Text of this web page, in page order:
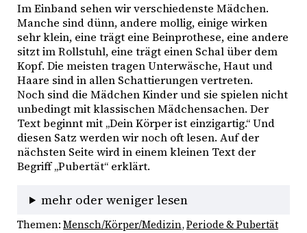
Im Einband sehen wir verschiedenste Mädchen.
Manche sind dünn, andere mollig, einige wirken
sehr klein, eine trägt eine Beinprothese, eine andere
sitzt im Rollstuhl, eine trägt einen Schal über dem
Kopf. Die meisten tragen Unterwäsche, Haut und
Haare sind in allen Schattierungen vertreten.
Noch sind die Mädchen Kinder und sie spielen nicht
unbedingt mit klassischen Mädchensachen. Der
Text beginnt mit „Dein Körper ist einzigartig.“ Und
diesen Satz werden wir noch oft lesen. Auf der
nächsten Seite wird in einem kleinen Text der
Begriff „Pubertät“ erklärt.
mehr oder weniger lesen
Themen: Mensch/Körper/Medizin, Periode & Pubertät